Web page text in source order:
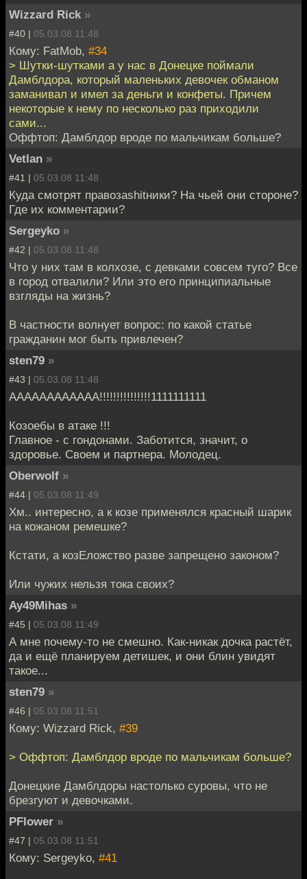
Wizzard Rick »
#40 | 05.03.08 11:48
Кому: FatMob, #34
> Шутки-шутками а у нас в Донецке поймали
Дамблдора, который маленьких девочек обманом
заманивал и имел за деньги и конфеты. Причем
некоторые к нему по несколько раз приходили
сами...
Оффтоп: Дамблдор вроде по мальчикам больше?
Vetlan »
#41 | 05.03.08 11:48
Куда смотрят правозаshitники? На чьей они стороне?
Где их комментарии?
Sergeyko »
#42 | 05.03.08 11:48
Что у них там в колхозе, с девками совсем туго? Все
в город отвалили? Или это его принципиальные
взгляды на жизнь?
В частности волнует вопрос: по какой статье
гражданин мог быть привлечен?
sten79 »
#43 | 05.03.08 11:48
АААААААААААА!!!!!!!!!!!!!!!1111111111
Козоебы в атаке !!!
Главное - с гондонами. Заботится, значит, о
здоровье. Своем и партнера. Молодец.
Oberwolf »
#44 | 05.03.08 11:49
Хм.. интересно, а к козе применялся красный шарик
на кожаном ремешке?
Кстати, а козЕложство разве запрещено законом?
Или чужих нельзя тока своих?
Ay49Mihas »
#45 | 05.03.08 11:49
А мне почему-то не смешно. Как-никак дочка растёт,
да и ещё планируем детишек, и они блин увидят
такое...
sten79 »
#46 | 05.03.08 11:51
Кому: Wizzard Rick, #39
> Оффтоп: Дамблдор вроде по мальчикам больше?
Донецкие Дамблдоры настолько суровы, что не
брезгуют и девочками.
PFlower »
#47 | 05.03.08 11:51
Кому: Sergeyko, #41